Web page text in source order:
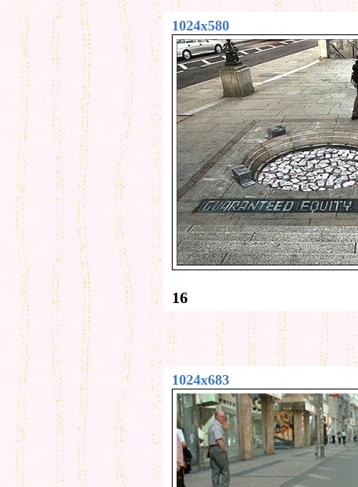
1024x580
16
1024x683